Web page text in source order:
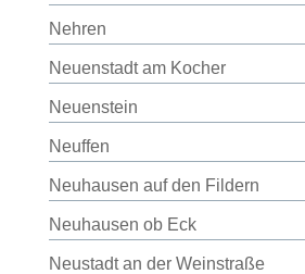
Nehren
Neuenstadt am Kocher
Neuenstein
Neuffen
Neuhausen auf den Fildern
Neuhausen ob Eck
Neustadt an der Weinstraße